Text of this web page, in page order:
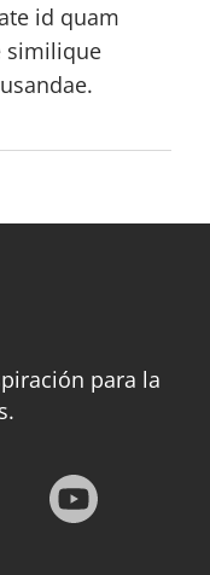
id quam
similique
para la